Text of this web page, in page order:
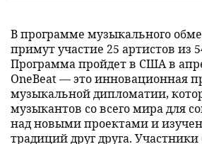
В программе музыкального
примут участие 25 артистов из
Программа пройдет в США в
OneBeat — это инновационная
музыкальной дипломатии,
музыкантов со всего мира для
над новыми проектами и
традиций друг друга. Участники